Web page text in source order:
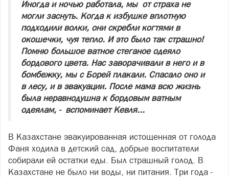
Иногда и ночью работала, мы от страха не
могли заснуть. Когда к избушке вплотную
подходили волки, они скребли когтями в
окошечки, чуя тепло. И это было так страшно!
Помню большое ватное стеганое одеяло
бордового цвета. Нас заворачивали в него и в
бомбежку, мы с Борей плакали. Спасало оно и
в лесу, и в эвакуации. После мама всю жизнь
была неравнодушна к бордовым ватным
одеялам, - вспоминает Кевля...
В Казахстане эвакуированная истощенная от голода
Фаня ходила в детский сад, добрые воспитатели
собирали ей остатки еды. Был страшный голод. В
Казахстане не было ни воды, ни питания. Три года -